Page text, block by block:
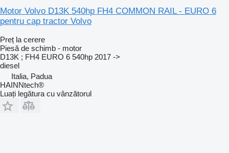
Motor Volvo D13K 540hp FH4 COMMON RAIL - EURO 6
pentru cap tractor Volvo
Preț la cerere
Piesă de schimb - motor
D13K ; FH4 EURO 6 540hp 2017 ->
diesel
Italia, Padua
HAINNtech®
Luați legătura cu vânzătorul